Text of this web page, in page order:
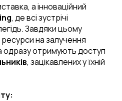
а інноваційний
, де всі зустрічі
Завдяки цьому
на залучення
одразу отримують доступ
, зацікавлених у їхній